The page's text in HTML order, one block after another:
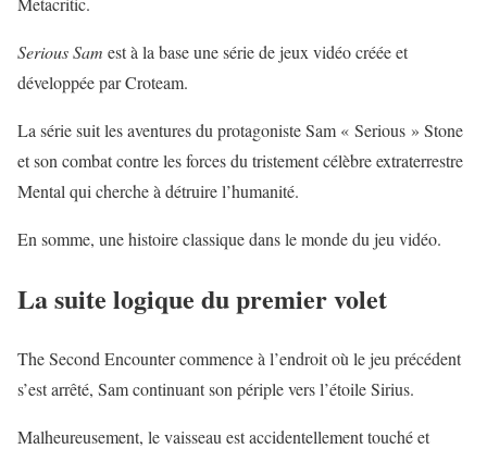
Serious Sam est à la base une série de jeux vidéo créée et
développée par Croteam.
La série suit les aventures du protagoniste Sam « Serious » Stone
et son combat contre les forces du tristement célèbre extraterrestre
Mental qui cherche à détruire l’humanité.
En somme, une histoire classique dans le monde du jeu vidéo.
La suite logique du premier volet
The Second Encounter commence à l’endroit où le jeu précédent
s’est arrêté, Sam continuant son périple vers l’étoile Sirius.
Malheureusement, le vaisseau est accidentellement touché et